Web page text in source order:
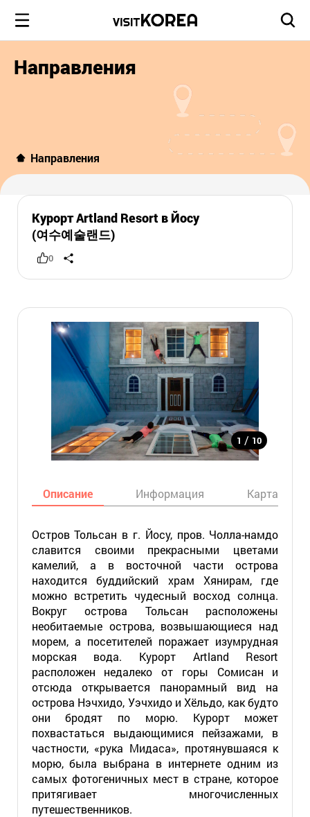
Направления
Направления
Курорт Artland Resort в Йосу
(여수예술랜드)
0
1 / 10
Описание Информация Карта
Остров Тольсан в г. Йосу, пров. Чолла-намдо
славится своими прекрасными цветами
камелий, а в восточной части острова
находится буддийский храм Хянирам, где
можно встретить чудесный восход солнца.
Вокруг острова Тольсан расположены
необитаемые острова, возвышающиеся над
морем, а посетителей поражает изумрудная
морская вода. Курорт Artland Resort
расположен недалеко от горы Сомисан и
отсюда открывается панорамный вид на
острова Нэчхидо, Уэчхидо и Хёльдо, как будто
они бродят по морю. Курорт может
похвастаться выдающимися пейзажами, в
частности, «рука Мидаса», протянувшаяся к
морю, была выбрана в интернете одним из
самых фотогеничных мест в стране, которое
притягивает многочисленных
путешественников.